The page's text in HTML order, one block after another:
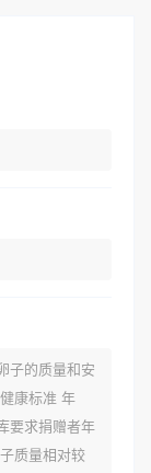
子的质量和安
康标准 年
要求捐赠者年
质量相对较